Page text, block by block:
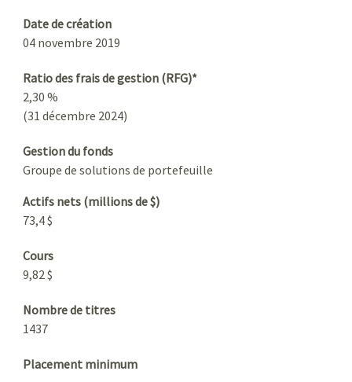
Date de création
04 novembre 2019
Ratio des frais de gestion (RFG)*
2,30 %
(31 décembre 2024)
Gestion du fonds
Groupe de solutions de portefeuille
Actifs nets (millions de $)
73,4 $
Cours
9,82 $
Nombre de titres
1437
Placement minimum